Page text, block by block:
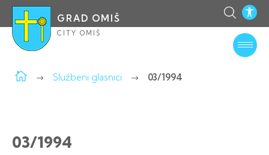
GRAD OMIŠ
CITY OMIŠ
Službeni glasnici 03/1994
03/1994